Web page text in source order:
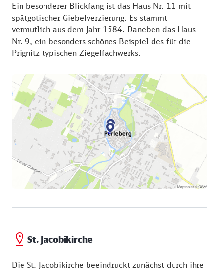
Ein besonderer Blickfang ist das Haus Nr. 11 mit
spätgotischer Giebelverzierung. Es stammt
vermutlich aus dem Jahr 1584. Daneben das Haus
Nr. 9, ein besonders schönes Beispiel des für die
Prignitz typischen Ziegelfachwerks.
St. Jacobikirche
Die St. Jacobikirche beeindruckt zunächst durch ihre